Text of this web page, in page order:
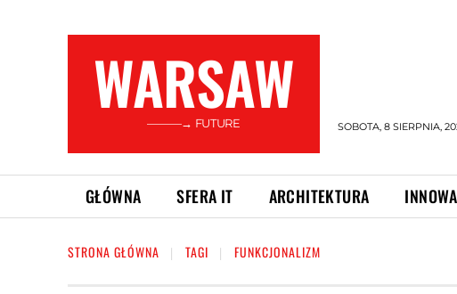
WARSAW
———→ FUTURE SOBOTA, 8 SIERPNIA,
GŁÓWNA SFERA IT ARCHITEKTURA
STRONA GŁÓWNA TAGI FUNKCJONALIZM